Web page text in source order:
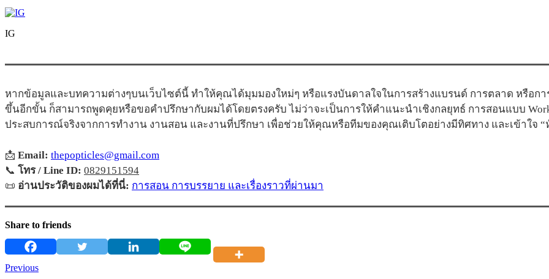
IG
หากข้อมูลและบทความต่างๆบนเว็บไซต์นี้ ทำให้คุณได้มุมมองใหม่ๆ หรือแรงบันดาลใจในการสร้างแบรนด์ การตลาด หรือก
ขึ้นอีกขั้น ก็สามารถพูดคุยหรือขอคำปรึกษากับผมได้โดยตรงครับ ไม่ว่าจะเป็นการให้คำแนะนำเชิงกลยุทธ์ การสอนแบบ
ประสบการณ์จริงจากการทำงาน งานสอน และงานที่ปรึกษา เพื่อช่วยให้คุณหรือทีมของคุณเติบโตอย่างมีทิศทาง และเข้าใจ
📩 Email: thepopticles@gmail.com
📞 โทร / Line ID: 0829151594
📜 อ่านประวัติของผมได้ที่นี่: การสอน การบรรยาย และเรื่องราวที่ผ่านมา
Share to friends
Previous